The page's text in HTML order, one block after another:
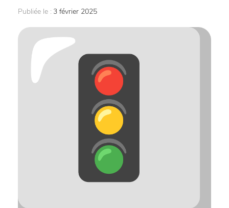
Publiée le : 3 février 2025